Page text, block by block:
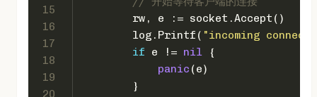
15
16
17
18
19
20
        rw, e := socket.Accept()
        log.Printf(
"incoming
if e != nil {
panic (e)
        }